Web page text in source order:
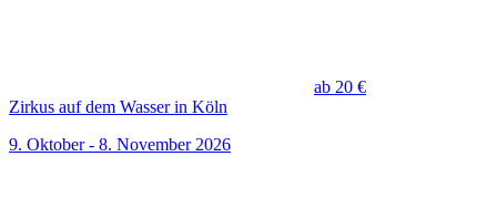
ab 20 €
Zirkus auf dem Wasser in Köln
9. Oktober - 8. November 2026